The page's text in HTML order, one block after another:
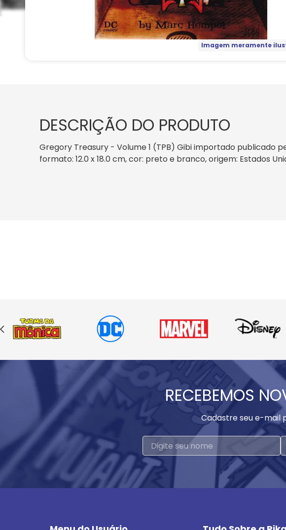
Imagem meramente
DESCRIÇÃO DO PRODUTO
Gregory Treasury - Volume 1 (TPB) Gibi importado publicado
formato: 12.0 x 18.0 cm, cor: preto e branco, origem: Estados
RECEBEMOS
Cadastre seu e-mail